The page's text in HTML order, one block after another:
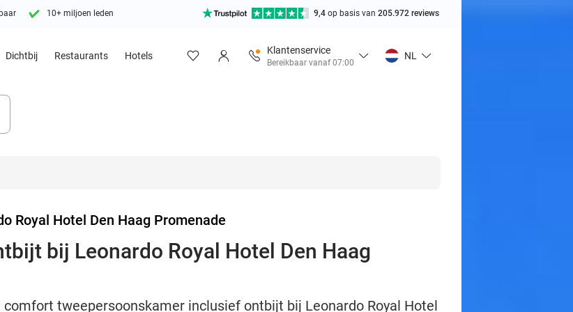
10+ miljoen leden 9,4 op basis van 205.972 reviews
Dichtbij Restaurants Hotels
Klantenservice
Bereikbaar vanaf 07:00
NL
Royal Hotel Den Haag Promenade
bij Leonardo Royal Hotel Den Haag
tweepersoonskamer inclusief ontbijt bij Leonardo Royal Hotel